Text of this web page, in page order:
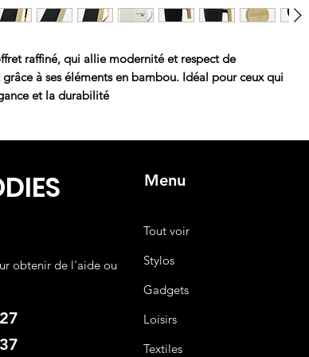
raffiné, qui allie modernité et respect de
à ses éléments en bambou. Idéal pour ceux qui
et la durabilité
obtenir de l'aide ou
Menu
Tout voir
Stylos
Gadgets
Loisirs
Textiles